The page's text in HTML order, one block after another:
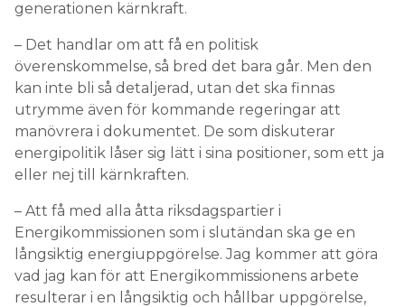
generationen kärnkraft.
– Det handlar om att få en politisk
överenskommelse, så bred det bara går. Men den
kan inte bli så detaljerad, utan det ska finnas
utrymme även för kommande regeringar att
manövrera i dokumentet. De som diskuterar
energipolitik låser sig lätt i sina positioner, som ett ja
eller nej till kärnkraften.
– Att få med alla åtta riksdagspartier i
Energikommissionen som i slutändan ska ge en
långsiktig energiuppgörelse. Jag kommer att göra
vad jag kan för att Energikommissionens arbete
resulterar i en långsiktig och hållbar uppgörelse,